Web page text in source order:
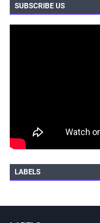
SUBSCRIBE US
LABELS